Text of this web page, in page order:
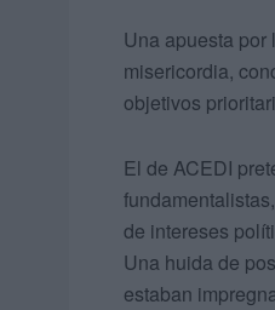
Una apuesta
misericordia,
objetivos
El de ACEDI
de intereses
Una huida de
estaban